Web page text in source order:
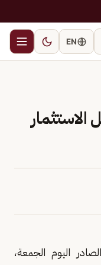
EN
اليوم الجمعة،